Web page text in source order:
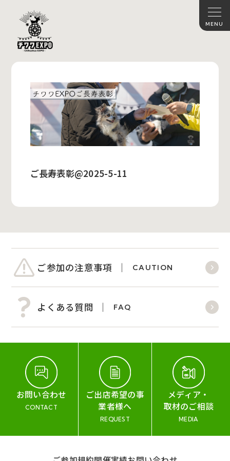
ご長寿表彰@2025-5-11
ご参加の注意事項 CAUTION
よくある質問 FAQ
お問い合わせ
CONTACT
ご出店希望の事
業者様へ
REQUEST
メディア・
取材のご相談
MEDIA